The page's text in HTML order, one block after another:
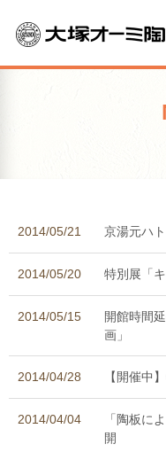
2014/05/21 京湯元ハ
2014/05/20 特別展「
2014/05/15
開館時間
画」
2014/04/28 【開催中
2014/04/04
「陶板に
開